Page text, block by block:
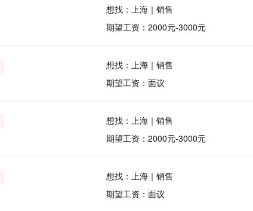
想找：上海｜销售
期望工资：2000元-3000元
想找：上海｜销售
期望工资：面议
想找：上海｜销售
期望工资：2000元-3000元
想找：上海｜销售
期望工资：面议